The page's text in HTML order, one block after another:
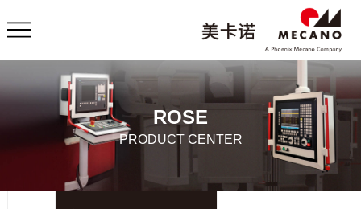
ROSE
PRODUCT CENTER